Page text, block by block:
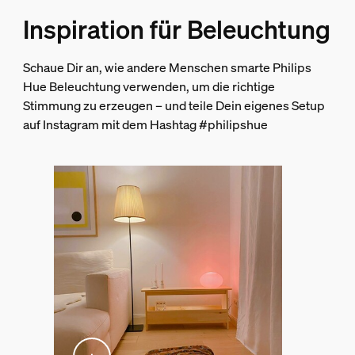
Nutzlebensdauer
25.000
Zusatzfunktion/Zubehör im
Inklusive Netzteil
ZigBee Light Link
Lichteigenschaften
Inspiration für Beleuchtung
Schaue Dir an, wie andere Menschen smarte Philips
Hue Beleuchtung verwenden, um die richtige
Stimmung zu erzeugen – und teile Dein eigenes Setup
auf Instagram mit dem Hashtag #philipshue